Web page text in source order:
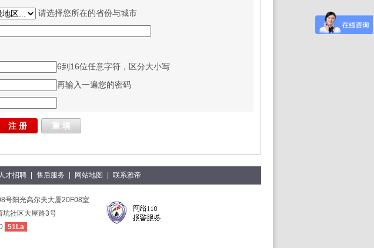
请选择您所在的省份与城市
6到16位任意字符，区分大小写
再输入一遍您的密码
人才招聘 售后服务 网站地图 联系雅帝
号阳光高尔夫大厦20F08室
坑社区大屋路3号
51La